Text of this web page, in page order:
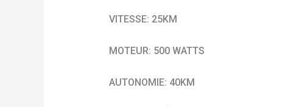
VITESSE: 25KM
MOTEUR: 500 WATTS
AUTONOMIE: 40KM